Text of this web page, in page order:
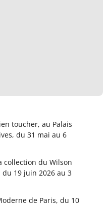
toucher, au Palais
du 31 mai au 6
collection du Wilson
du 19 juin 2026 au 3
de Paris, du 10